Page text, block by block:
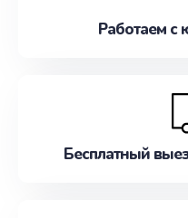
Работаем с
Бесплатный